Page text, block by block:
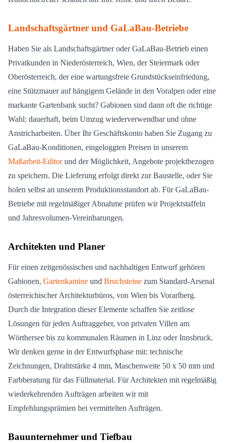
Landschaftsgärtner und GaLaBau-Betriebe
Haben Sie als Landschaftsgärtner oder GaLaBau-Betrieb einen
Privatkunden in Niederösterreich, Wien, der Steiermark oder
Oberösterreich, der eine wartungsfreie Grundstückseinfriedung,
eine Stützmauer auf hängigem Gelände in den Voralpen oder eine
markante Gartenbank sucht? Gabionen sind dann oft die richtige
Wahl: dauerhaft, beim Umzug wiederverwendbar und ohne
Anstricharbeiten. Über Ihr Geschäftskonto haben Sie Zugang zu
GaLaBau-Konditionen, eingeloggten Preisen in unserem
Maßarbeit-Editorund der Möglichkeit, Angebote projektbezogen
zu speichern. Die Lieferung erfolgt direkt zur Baustelle, oder Sie
holen selbst an unserem Produktionsstandort ab. Für GaLaBau-
Betriebe mit regelmäßiger Abnahme prüfen wir Projektstaffeln
und Jahresvolumen-Vereinbarungen.
Architekten und Planer
Für einen zeitgenössischen und nachhaltigen Entwurf gehören
Gabionen, Gartenkamine und Bruchsteine zum Standard-Arsenal
österreichischer Architekturbüros, von Wien bis Vorarlberg.
Durch die Integration dieser Elemente schaffen Sie zeitlose
Lösungen für jeden Auftraggeber, von privaten Villen am
Wörthersee bis zu kommunalen Räumen in Linz oder Innsbruck.
Wir denken gerne in der Entwurfsphase mit: technische
Zeichnungen, Drahtstärke 4 mm, Maschenweite 50 x 50 mm und
Farbberatung für das Füllmaterial. Für Architekten mit regelmäßig
wiederkehrenden Aufträgen arbeiten wir mit
Empfehlungsprämien bei vermittelten Aufträgen.
Bauunternehmer und Tiefbau